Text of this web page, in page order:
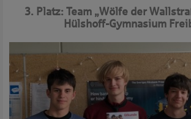
3. Platz: Team „Wölfe der
Hülshoff-Gymnasium